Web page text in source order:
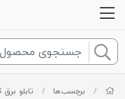
/ برچسب‌ها / تابلو برق ABS